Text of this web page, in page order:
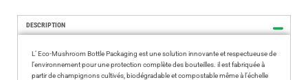
DESCRIPTION
L’ Eco-Mushroom Bottle Packaging est une solution innovante et respectueuse de
l’environnement pour une protection complète des bouteilles. il est fabriquée à
partir de champignons cultivés, biodégradable et compostable même à l’échelle